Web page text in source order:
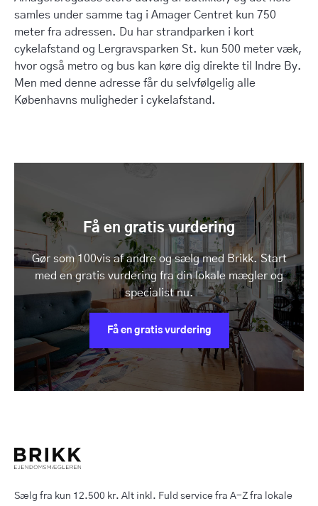
samles under samme tag i Amager Centret kun 750
meter fra adressen. Du har strandparken i kort
cykelafstand og Lergravsparken St. kun 500 meter væk,
hvor også metro og bus kan køre dig direkte til Indre By.
Men med denne adresse får du selvfølgelig alle
Københavns muligheder i cykelafstand.
Få en gratis vurdering
Gør som 100vis af andre og sælg med Brikk. Start
med en gratis vurdering fra din lokale mægler og
specialist nu.
Få en gratis vurdering
Sælg fra kun 12.500 kr. Alt inkl. Fuld service fra A-Z fra lokale